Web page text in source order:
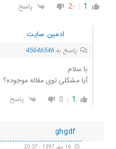
1
-2 پاسخ
ادمین سایت
پاسخ به45646546
با سلام
آیا مشکلی توی مقاله موجوده؟
1
0 پاسخ
ghgdf